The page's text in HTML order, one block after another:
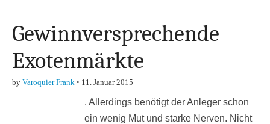
Gewinnversprechende
Exotenmärkte
by Varoquier Frank • 11. Januar 2015
. Allerdings benötigt der Anleger schon
ein wenig Mut und starke Nerven. Nicht